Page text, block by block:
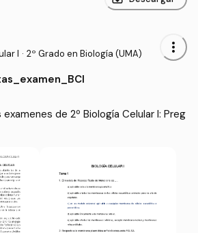
I · 2º Grado en Biología (UMA) more_vert
de 2º Biología Celular I: Preg